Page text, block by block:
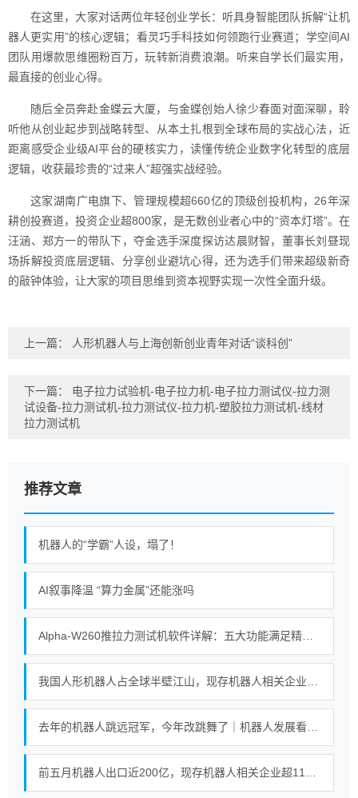
在这里，大家对话两位年轻创业学长：听具身智能团队拆解“让机
器人更实用”的核心逻辑；看灵巧手科技如何领跑行业赛道；学空间AI
团队用爆款思维圈粉百万，玩转新消费浪潮。听来自学长们最实用，
最直接的创业心得。
随后全员奔赴金蝶云大厦，与金蝶创始人徐少春面对面深聊，聆
听他从创业起步到战略转型、从本土扎根到全球布局的实战心法，近
距离感受企业级AI平台的硬核实力，读懂传统企业数字化转型的底层
逻辑，收获最珍贵的“过来人”超强实战经验。
这家湖南广电旗下、管理规模超660亿的顶级创投机构，26年深
耕创投赛道，投资企业超800家，是无数创业者心中的“资本灯塔”。在
汪涵、郑方一的带队下，夺金选手深度探访达晨财智，董事长刘昼现
场拆解投资底层逻辑、分享创业避坑心得，还为选手们带来超级新奇
的敲钟体验，让大家的项目思维到资本视野实现一次性全面升级。
上一篇： 人形机器人与上海创新创业青年对话“谈科创”
下一篇： 电子拉力试验机-电子拉力机-电子拉力测试仪-拉力测
试设备-拉力测试机-拉力测试仪-拉力机-塑胶拉力测试机-线材
拉力测试机
推荐文章
机器人的“学霸”人设，塌了！
AI叙事降温 “算力金属”还能涨吗